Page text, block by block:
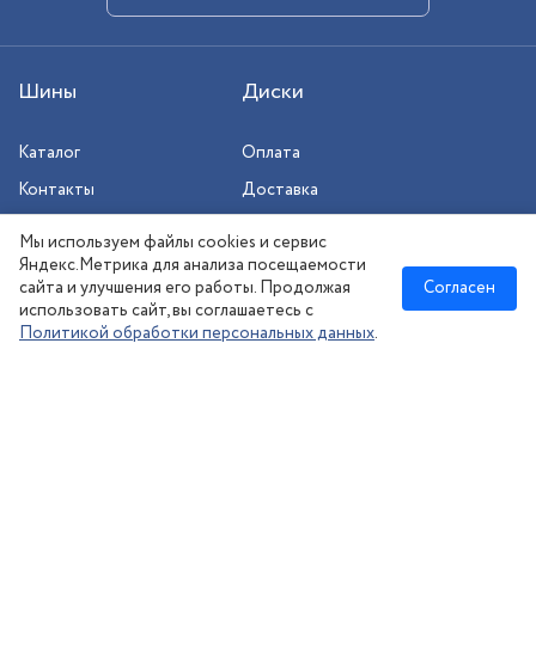
Шины Диски
Каталог
Контакты
Оплата
Доставка
Сезонное хранение
Новосибирск:
Мы используем файлы cookies и сервис
Яндекс.Метрика для анализа посещаемости
сайта и улучшения его работы. Продолжая
использовать сайт, вы соглашаетесь с
Политикой обработки персональных данных.
Согласен